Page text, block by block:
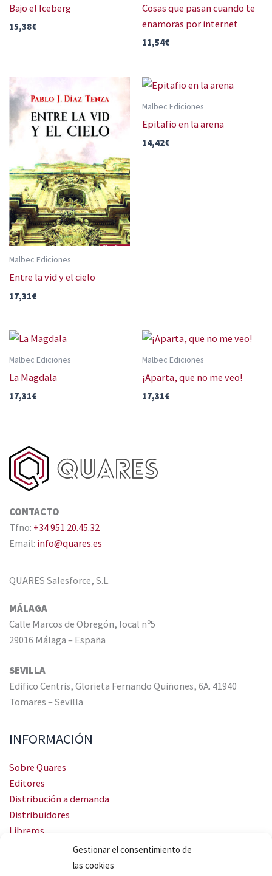
Gestionar el consentimiento de
las cookies
Bajo el Iceberg
15,38€
Cosas que pasan cuando te
enamoras por internet
11,54€
Malbec Ediciones
Entre la vid y el cielo
17,31€
Malbec Ediciones
Epitafio en la arena
14,42€
Malbec Ediciones
La Magdala
17,31€
Malbec Ediciones
¡Aparta, que no me veo!
17,31€
CONTACTO
Tfno: +34 951.20.45.32
Email: info@quares.es
QUARES Salesforce, S.L.
MÁLAGA
Calle Marcos de Obregón, local nº5
29016 Málaga – España
SEVILLA
Edifico Centris, Glorieta Fernando Quiñones, 6A. 41940
Tomares – Sevilla
INFORMACIÓN
Sobre Quares
Editores
Distribución a demanda
Distribuidores
Libreros
Servicio Landingweb
Crea tu audiobook